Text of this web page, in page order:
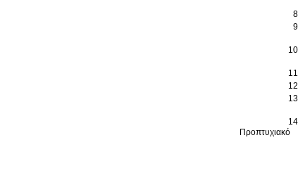
Προπτυχιακό